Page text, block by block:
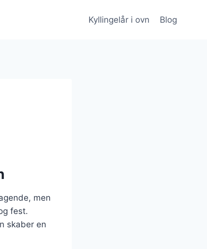
Kyllingelår i ovn Blog
men
fest.
skaber en